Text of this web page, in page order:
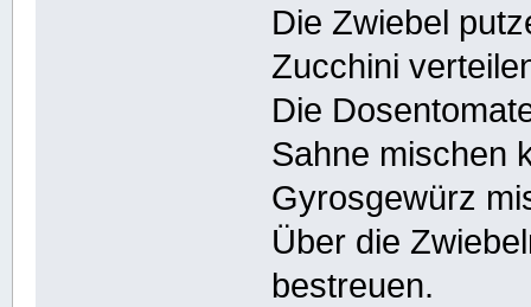
Die Zwiebel
Zucchini
Die
Sahne mischen
Gyrosgewürz
Über die
bestreuen.